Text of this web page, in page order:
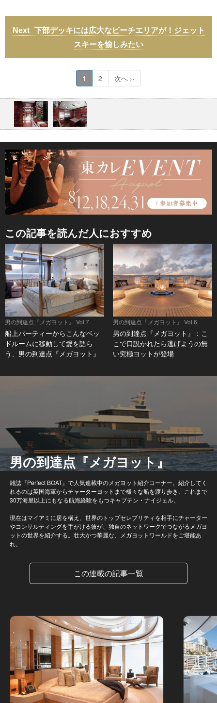
下部デッキには広大なビーチエリアが！ジェット
スキーを愉しみたい
1 2 次へ ››
この記事を読んだ人におすすめ
男の到達点『メガヨット』 Vol.7
船上パーティーからこんなベッ
ドルームに移動して愛を語ら
う、男の到達点『メガヨット』
男の到達点『メガヨット』 Vol.6
男の到達点『メガヨット』：こ
こで口説かれたら逃げようの無
い究極ヨットが登場
男の到達点『メガヨット』
雑誌『Perfect BOAT』で人気連載中のメガヨット紹介コーナー。紹介してく
れるのは英国海軍からチャーターヨットまで様々な船を渡り歩き、これまで
30万海里以上にもなる航海経験をもつキャプテン・ナイジェル。
現在はマイアミに居を構え、世界のトップセレブリティを相手にチャーター
やコンサルティングを手がける彼が、独自のネットワークでつながるメガヨ
ットの世界を紹介する。壮大かつ華麗な、メガヨットワールドをご堪能あ
れ。
この連載の記事一覧